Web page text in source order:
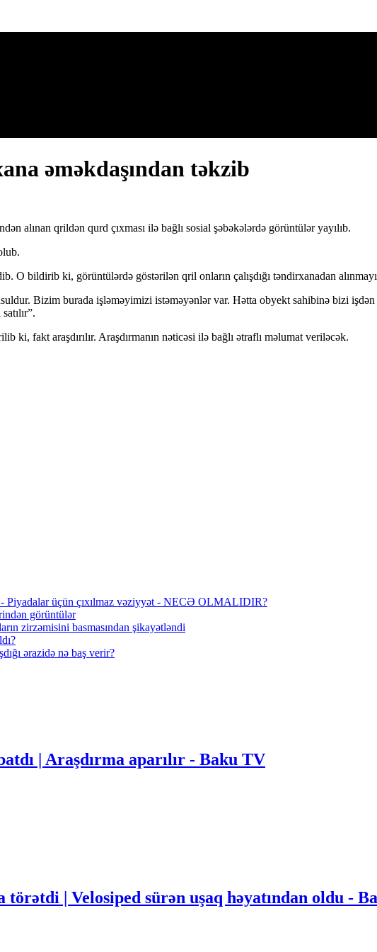
əməkdaşından təkzib
alınan qrildən qurd çıxması ilə bağlı sosial şəbəkələrdə görüntülər yayılıb.
O bildirib ki, görüntülərdə göstərilən qril onların çalışdığı təndirxanadan
Bizim burada işləməyimizi istəməyənlər var. Hətta obyekt sahibinə bizi
fakt araşdırılır. Araşdırmanın nəticəsi ilə bağlı ətraflı məlumat veriləcək.
Piyadalar üçün çıxılmaz vəziyyət - NECƏ OLMALIDIR?
görüntülər
zirzəmisini basmasından şikayətləndi
ərazidə nə baş verir?
| Araşdırma aparılır - Baku TV
| Velosiped sürən uşaq həyatından oldu -